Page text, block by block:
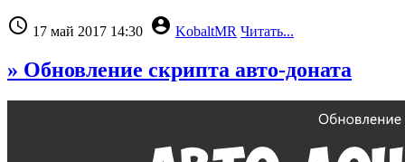
 17 май 2017 14:30  KobaltMR Читать...
» Обновление скрипта авто-доната